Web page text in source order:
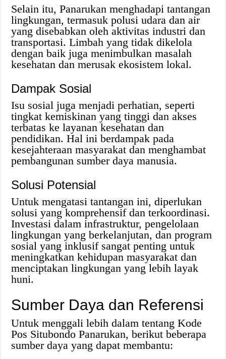
Selain itu, Panarukan menghadapi tantangan
lingkungan, termasuk polusi udara dan air
yang disebabkan oleh aktivitas industri dan
transportasi. Limbah yang tidak dikelola
dengan baik juga menimbulkan masalah
kesehatan dan merusak ekosistem lokal.
Dampak Sosial
Isu sosial juga menjadi perhatian, seperti
tingkat kemiskinan yang tinggi dan akses
terbatas ke layanan kesehatan dan
pendidikan. Hal ini berdampak pada
kesejahteraan masyarakat dan menghambat
pembangunan sumber daya manusia.
Solusi Potensial
Untuk mengatasi tantangan ini, diperlukan
solusi yang komprehensif dan terkoordinasi.
Investasi dalam infrastruktur, pengelolaan
lingkungan yang berkelanjutan, dan program
sosial yang inklusif sangat penting untuk
meningkatkan kehidupan masyarakat dan
menciptakan lingkungan yang lebih layak
huni.
Sumber Daya dan Referensi
Untuk menggali lebih dalam tentang Kode
Pos Situbondo Panarukan, berikut beberapa
sumber daya yang dapat membantu: